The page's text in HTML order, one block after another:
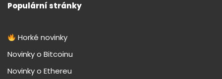
Populární stránky
Horké novinky
Novinky o Bitcoinu
Novinky o Ethereu